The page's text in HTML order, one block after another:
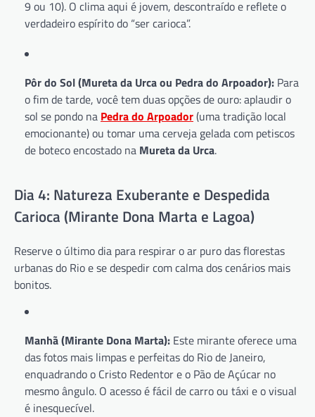
9 ou 10). O clima aqui é jovem, descontraído e reflete o
verdadeiro espírito do “ser carioca”.
Pôr do Sol (Mureta da Urca ou Pedra do Arpoador): Para
o fim de tarde, você tem duas opções de ouro: aplaudir o
sol se pondo na Pedra do Arpoador(uma tradição local
emocionante) ou tomar uma cerveja gelada com petiscos
de boteco encostado na Mureta da Urca.
Dia 4: Natureza Exuberante e Despedida
Carioca (Mirante Dona Marta e Lagoa)
Reserve o último dia para respirar o ar puro das florestas
urbanas do Rio e se despedir com calma dos cenários mais
bonitos.
Manhã (Mirante Dona Marta): Este mirante oferece uma
das fotos mais limpas e perfeitas do Rio de Janeiro,
enquadrando o Cristo Redentor e o Pão de Açúcar no
mesmo ângulo. O acesso é fácil de carro ou táxi e o visual
é inesquecível.